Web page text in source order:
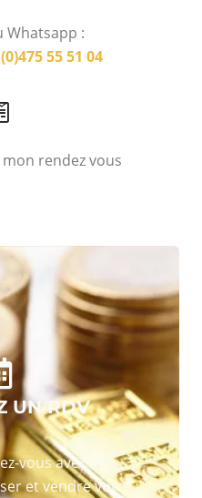
Whatsapp :
55 51 04
rendez vous
UN RDV
vous avec nos
et vendre votre